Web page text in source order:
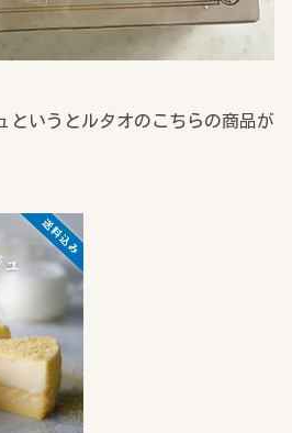
というとルタオのこちらの商品が